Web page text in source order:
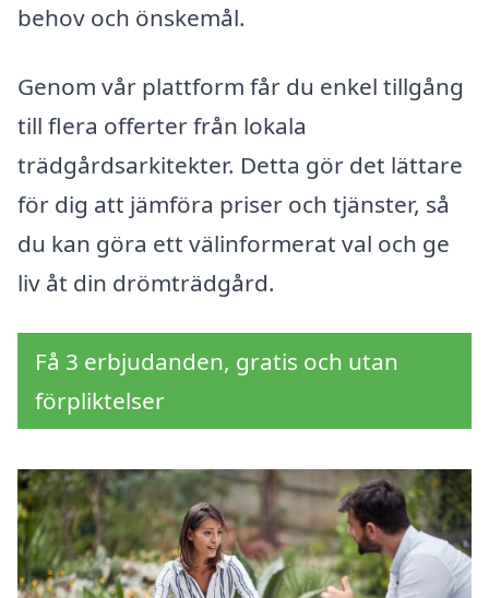
behov och önskemål.
Genom vår plattform får du enkel tillgång
till flera offerter från lokala
trädgårdsarkitekter. Detta gör det lättare
för dig att jämföra priser och tjänster, så
du kan göra ett välinformerat val och ge
liv åt din drömträdgård.
Få 3 erbjudanden, gratis och utan
förpliktelser